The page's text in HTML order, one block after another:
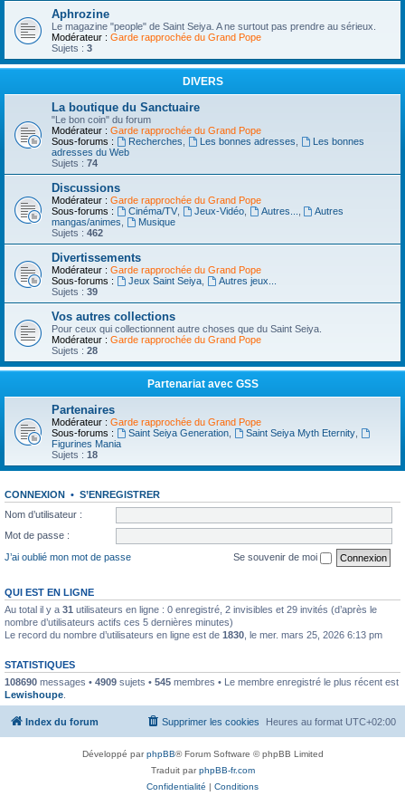
Aphrozine
Le magazine "people" de Saint Seiya. A ne surtout pas prendre au sérieux.
Modérateur : Garde rapprochée du Grand Pope
Sujets : 3
DIVERS
La boutique du Sanctuaire
"Le bon coin" du forum
Modérateur : Garde rapprochée du Grand Pope
Sous-forums :
Recherches Les bonnes adresses
Les bonnes
adresses du Web
Sujets : 74
Discussions
Modérateur : Garde rapprochée du Grand Pope
Sous-forums :
Cinéma/TV, Jeux-Vidéo, Autres...
Autres
mangas/animes
Musique
Sujets : 462
Divertissements
Modérateur : Garde rapprochée du Grand Pope
Sous-forums :
Jeux Saint Seiya,
Autres jeux...
Sujets : 39
Vos autres collections
Pour ceux qui collectionnent autre choses que du Saint Seiya.
Modérateur : Garde rapprochée du Grand Pope
Sujets : 28
Partenariat avec GSS
Partenaires
Modérateur : Garde rapprochée du Grand Pope
Sous-forums :
Saint Seiya Generation, Saint Seiya Myth Eternity,
Figurines Mania
Sujets : 18
CONNEXION • S’ENREGISTRER
Nom d’utilisateur :
Mot de passe :
J’ai oublié mon mot de passe
Se souvenir de moi
QUI EST EN LIGNE
Au total il y a 31 utilisateurs en ligne : 0 enregistré, 2 invisibles et 29 invités (d’après le
nombre d’utilisateurs actifs ces 5 dernières minutes)
Le record du nombre d’utilisateurs en ligne est de 1830 , le mer. mars 25, 2026 6:13 pm
STATISTIQUES
108690 messages • 4909 sujets • 545 membres • Le membre enregistré le plus récent est
Lewishoupe
Index du forum Heures au format UTC+02:00
Supprimer les cookies
Développé parphpBB® Forum Software © phpBB Limited
Traduit parphpBB-fr.com
Confidentialité | Conditions